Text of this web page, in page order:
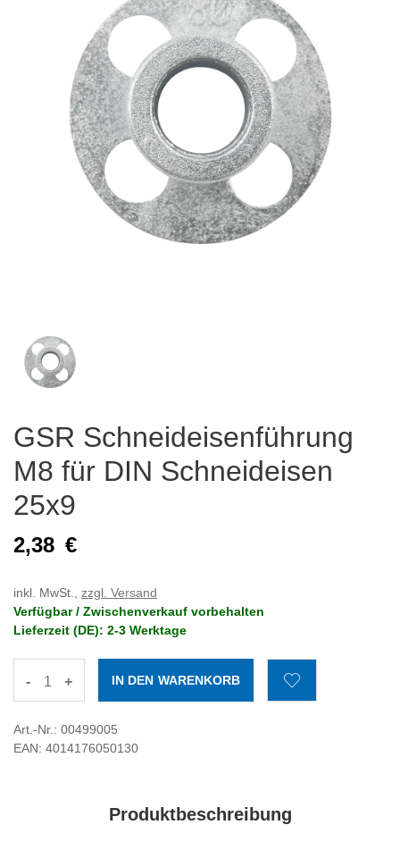
GSR Schneideisenführung
M8 für DIN Schneideisen
25x9
2,38 €
inkl. MwSt., zzgl. Versand
Verfügbar / Zwischenverkauf vorbehalten
Lieferzeit (DE): 2-3 Werktage
- +
Art.-Nr.: 00499005
EAN: 4014176050130
Produktbeschreibung